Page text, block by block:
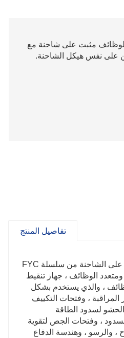
مثبت على شاحنة مع
على نفس هيكل الشاحنة.
تفاصيل المنتج
جهاز حفر آبار المياه المثبت على الشاحنة من سلسلة FYC
الوظائف ، جهاز تنقيط
، والذي يستخدم بشكل
المراقبة ، وفتحات التكييف
الحشو لسدود الطاقة
، وفتحات الجص لتقوية
، والرسو ، وهندسة الدفاع